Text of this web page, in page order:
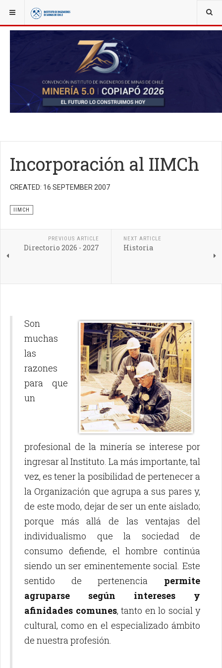
YOU ARE HERE: NOTICIAS
Incorporación al IIMCh
CREATED: 16 SEPTEMBER 2007
IIMCH
PREVIOUS ARTICLE
Directorio 2026 - 2027
NEXT ARTICLE
Historia
Son
muchas
las
razones
para que
un
profesional de la minería se interese por
ingresar al Instituto. La más importante, tal
vez, es tener la posibilidad de pertenecer a
la Organización que agrupa a sus pares y,
de este modo, dejar de ser un ente aislado;
porque más allá de las ventajas del
individualismo que la sociedad de
consumo defiende, el hombre continúa
siendo un ser eminentemente social. Este
sentido de pertenencia permite
agruparse según intereses y
afinidades comunes, tanto en lo social y
cultural, como en el especializado ámbito
de nuestra profesión.